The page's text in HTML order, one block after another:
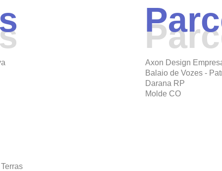
Axon Design
Balaio de Vozes -
Darana RP
Molde CO